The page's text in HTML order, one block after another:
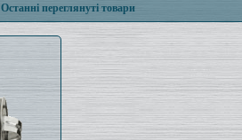
Останні переглянуті товари